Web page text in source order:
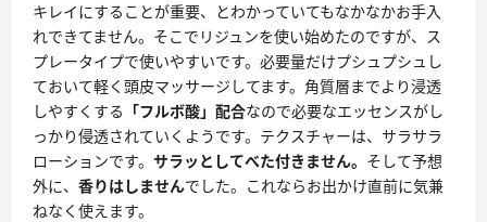
キレイにすることが重要、とわかっていてもなかなかお手入
れできてません。そこでリジュンを使い始めたのですが、ス
プレータイプで使いやすいです。必要量だけプシュプシュし
ておいて軽く頭皮マッサージしてます。角質層までより浸透
しやすくする 「フルボ酸」配合なので必要なエッセンスがし
っかり侵透されていくようです。テクスチャーは、サラサラ
ローションです。 サラッとしてべた付きません。 そして予想
外に、 香りはしませんでした。これならお出かけ直前に気兼
ねなく使えます。